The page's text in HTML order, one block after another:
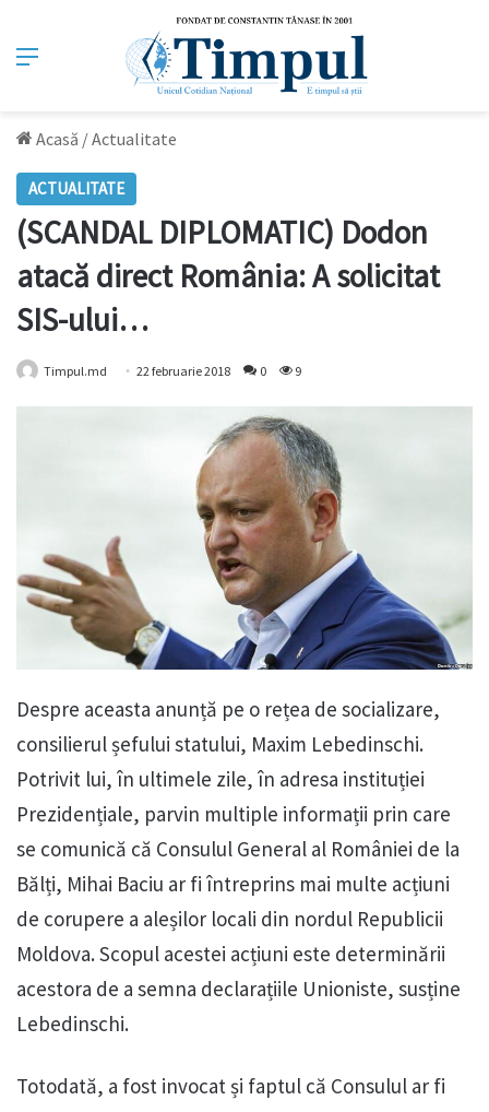
Meniu
Acasă /Actualitate
ACTUALITATE
(SCANDAL DIPLOMATIC) Dodon
atacă direct România: A solicitat
SIS-ului…
Timpul.md 22 februarie 2018 0 9
Despre aceasta anunță pe o rețea de socializare,
consilierul șefului statului, Maxim Lebedinschi.
Potrivit lui, în ultimele zile, în adresa instituției
Prezidențiale, parvin multiple informații prin care
se comunică că Consulul General al României de la
Bălți, Mihai Baciu ar fi întreprins mai multe acțiuni
de corupere a aleșilor locali din nordul Republicii
Moldova. Scopul acestei acțiuni este determinării
acestora de a semna declarațiile Unioniste, susține
Lebedinschi.
Totodată, a fost invocat și faptul că Consulul ar fi